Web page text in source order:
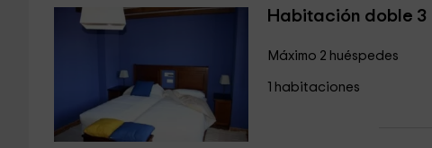
Habitación doble 3
Máximo 2 huéspedes
1 habitaciones